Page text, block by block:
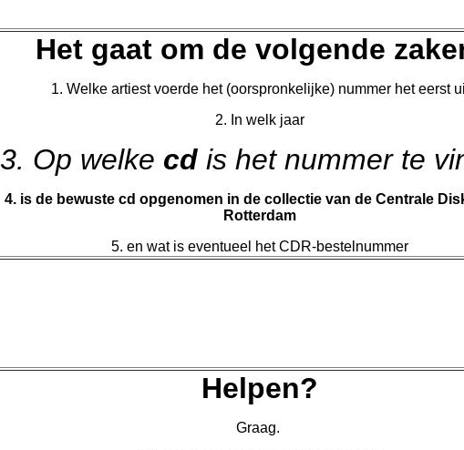
Het gaat om de volgende
1. Welke artiest voerde het (oorspronkelijke) nummer het eerst
2. In welk jaar
3. Op welke cd is het nummer te
4. is de bewuste cd opgenomen in de collectie van de Centrale
Rotterdam
5. en wat is eventueel het CDR-bestelnummer
Helpen?
Graag.